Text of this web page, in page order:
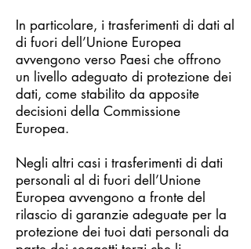
In particolare, i trasferimenti di dati al
di fuori dell’Unione Europea
avvengono verso Paesi che offrono
un livello adeguato di protezione dei
dati, come stabilito da apposite
decisioni della Commissione
Europea.
Negli altri casi i trasferimenti di dati
personali al di fuori dell’Unione
Europea avvengono a fronte del
rilascio di garanzie adeguate per la
protezione dei tuoi dati personali da